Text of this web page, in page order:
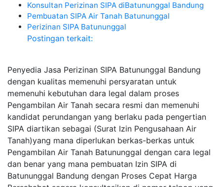
Konsultan Perizinan SIPA diBatununggal Bandung
Pembuatan SIPA Air Tanah Batununggal
Perizinan SIPA Batununggal
Postingan terkait:
Penyedia Jasa Perizinan SIPA Batununggal Bandung
dengan kualitas memenuhi persyaratan untuk
memenuhi kebutuhan dara legal dalam proses
Pengambilan Air Tanah secara resmi dan memenuhi
kandidat perundangan yang berlaku pada pengertian
SIPA diartikan sebagai (Surat Izin Pengusahaan Air
Tanah)yang mana diperlukan berkas-berkas untuk
Pengambilan Air Tanah Batununggal dengan cara legal
dan benar yang mana pembuatan Izin SIPA di
Batununggal Bandung dengan Proses Cepat Harga